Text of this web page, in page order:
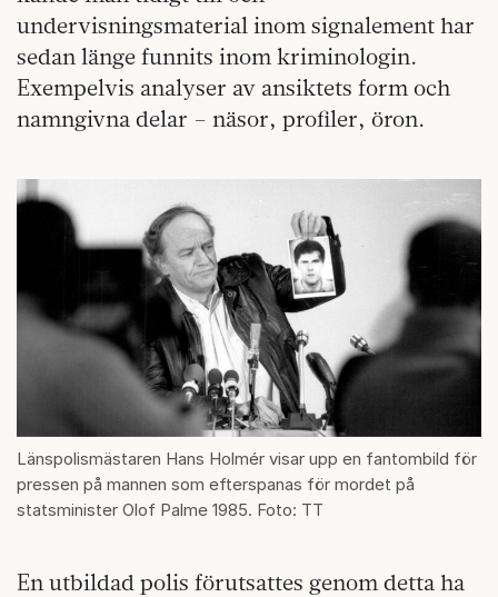
undervisningsmaterial inom signalement har
sedan länge funnits inom kriminologin.
Exempelvis analyser av ansiktets form och
namngivna delar – näsor, profiler, öron.
Länspolismästaren Hans Holmér visar upp en fantombild för
pressen på mannen som efterspanas för mordet på
statsminister Olof Palme 1985. Foto: TT
En utbildad polis förutsattes genom detta ha